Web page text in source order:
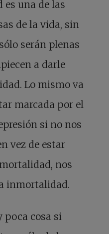
una de las
de la vida, sin
serán plenas
a darle
Lo mismo va
marcada por el
si no nos
vez de estar
nos
inmortalidad.
poca cosa si